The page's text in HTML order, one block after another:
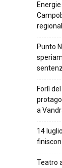
Punto
Forlì
a
14
Teatro